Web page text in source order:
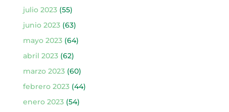
julio 2023(55)
junio 2023(63)
mayo 2023(64)
abril 2023(62)
marzo 2023(60)
febrero 2023(44)
enero 2023(54)